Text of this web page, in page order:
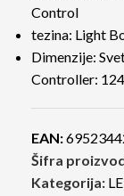
Control
tezina: Light
Dimenzije:
Controller:
EAN:
Šifra
Kategorija: